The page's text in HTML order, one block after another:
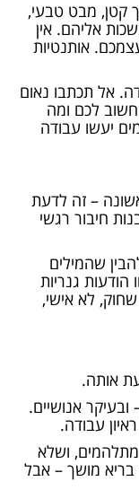
קטן, מבט טבעי,
אליהם. אין
אותנטיות
אל תכתבו נאום
לכם ומה
יעשו עבודה
– זה לדעת
חיבור רגשי
שהמילים
גנריות
לא אישי,
אותה.
ובעיקר אנושיים.
עבודה.
ושלא
בריא מושך – אבל